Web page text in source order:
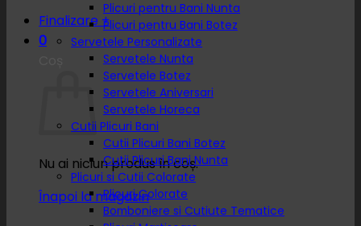
Finalizare +
0
Nu ai niciun produs în coș.
Înapoi la magazin
Plicuri pentru Bani Nunta
Plicuri pentru Bani Botez
Servetele Personalizate
Servetele Nunta
Servetele Botez
Servetele Aniversari
Servetele Horeca
Cutii Plicuri Bani
Cutii Plicuri Bani Botez
Cutii Plicuri Bani Nunta
Plicuri si Cutii Colorate
Plicuri Colorate
Bomboniere si Cutiute Tematice